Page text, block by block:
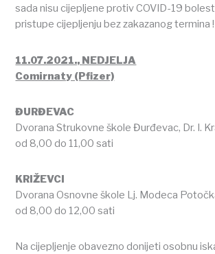
sada nisu cijepljene protiv COVID-19
pristupe cijepljenju bez zakazanog termina !
11.07.2021., NEDJELJA
Comirnaty (Pfizer)
ĐURĐEVAC
Dvorana Strukovne škole Đurđevac, Dr. I.
od 8,00 do 11,00 sati
KRIŽEVCI
Dvorana Osnovne škole Lj. Modeca
od 8,00 do 12,00 sati
Na cijepljenje obavezno donijeti osobnu